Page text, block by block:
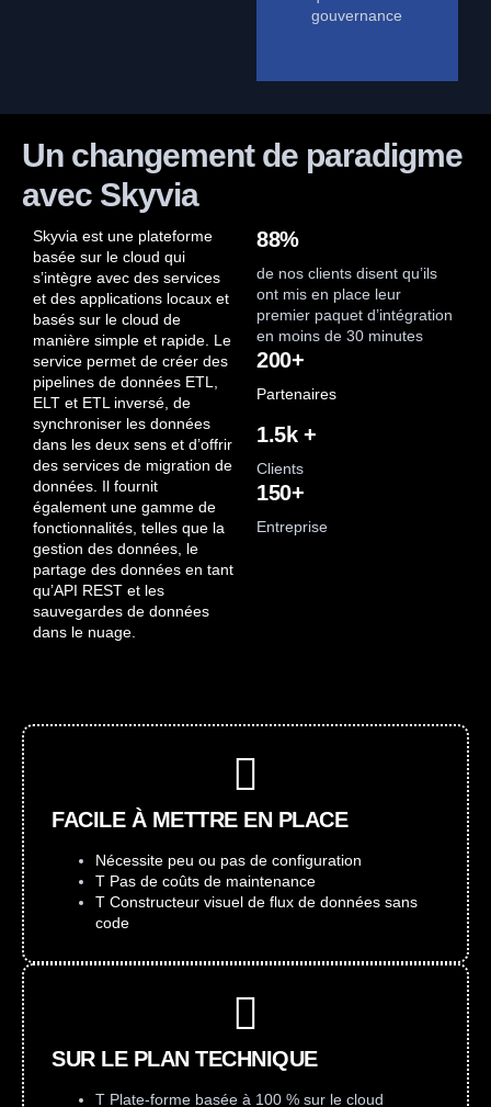
gouvernance
Un changement de paradigme
avec Skyvia
Skyvia est une plateforme
basée sur le cloud qui
s’intègre avec des services
et des applications locaux et
basés sur le cloud de
manière simple et rapide. Le
service permet de créer des
pipelines de données ETL,
ELT et ETL inversé, de
synchroniser les données
dans les deux sens et d’offrir
des services de migration de
données. Il fournit
également une gamme de
fonctionnalités, telles que la
gestion des données, le
partage des données en tant
qu’API REST et les
sauvegardes de données
dans le nuage.
88%
de nos clients disent qu’ils
ont mis en place leur
premier paquet d’intégration
en moins de 30 minutes
200+
Partenaires
1.5k +
Clients
150+
Entreprise
FACILE À METTRE EN PLACE
Nécessite peu ou pas de configuration
T Pas de coûts de maintenance
T Constructeur visuel de flux de données sans
code
SUR LE PLAN TECHNIQUE
T Plate-forme basée à 100 % sur le cloud